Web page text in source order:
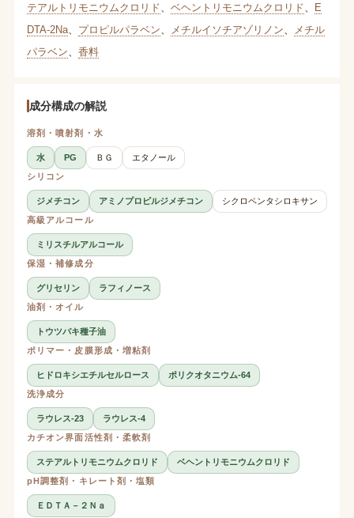
テアルトリモニウムクロリド
ベヘントリモニウムクロリド
E
DTA-2Na、 プロピルパラベン メチルイソチアゾリノン
メチル
パラベン
香料
成分構成の解説
溶剤・噴射剤・水
水 PG ＢＧ
エタノール
シリコン
ジメチコン アミノプロピルジメチコン
シクロペンタシロキサン
高級アルコール
ミリスチルアルコール
保湿・補修成分
グリセリン
ラフィノース
油剤・オイル
トウツバキ種子油
ポリマー・皮膜形成・増粘剤
ヒドロキシエチルセルロース
ポリクオタニウム-64
洗浄成分
ラウレス-23
ラウレス-4
カチオン界面活性剤・柔軟剤
ステアルトリモニウムクロリド
ベヘントリモニウムクロリド
pH調整剤・キレート剤・塩類
ＥＤＴＡ－２Ｎａ